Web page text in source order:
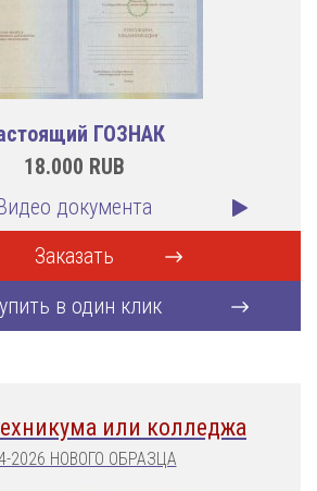
ГОЗНАК
18.000 RUB
документа
Заказать
в один клик
или колледжа
2026 НОВОГО ОБРАЗЦА